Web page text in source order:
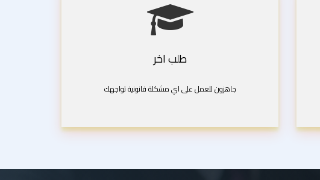
طلب اخر
جاهزون للعمل على اي مشكلة قانونية تواجهك